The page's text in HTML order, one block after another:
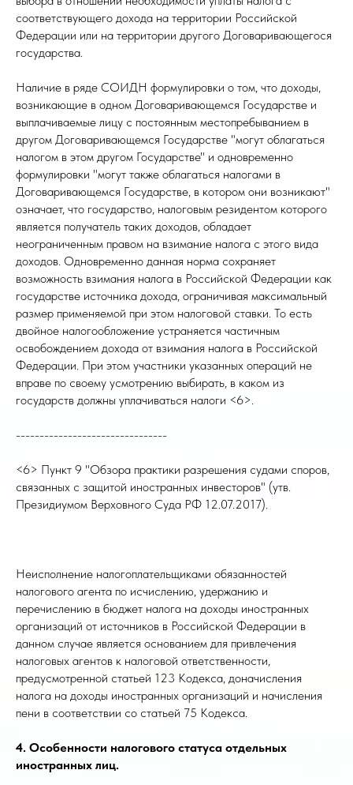
соответствующего дохода на территории Российской
Федерации или на территории другого Договаривающегося
государства.
Наличие в ряде СОИДН формулировки о том, что доходы,
возникающие в одном Договаривающемся Государстве и
выплачиваемые лицу с постоянным местопребыванием в
другом Договаривающемся Государстве "могут облагаться
налогом в этом другом Государстве" и одновременно
формулировки "могут также облагаться налогами в
Договаривающемся Государстве, в котором они возникают"
означает, что государство, налоговым резидентом которого
является получатель таких доходов, обладает
неограниченным правом на взимание налога с этого вида
доходов. Одновременно данная норма сохраняет
возможность взимания налога в Российской Федерации как
государстве источника дохода, ограничивая максимальный
размер применяемой при этом налоговой ставки. То есть
двойное налогообложение устраняется частичным
освобождением дохода от взимания налога в Российской
Федерации. При этом участники указанных операций не
вправе по своему усмотрению выбирать, в каком из
государств должны уплачиваться налоги <6>.
--------------------------------
<6> Пункт 9 "Обзора практики разрешения судами споров,
связанных с защитой иностранных инвесторов" (утв.
Президиумом Верховного Суда РФ 12.07.2017).
Неисполнение налогоплательщиками обязанностей
налогового агента по исчислению, удержанию и
перечислению в бюджет налога на доходы иностранных
организаций от источников в Российской Федерации в
данном случае является основанием для привлечения
налоговых агентов к налоговой ответственности,
предусмотренной статьей 123 Кодекса, доначисления
налога на доходы иностранных организаций и начисления
пени в соответствии со статьей 75 Кодекса.
4. Особенности налогового статуса отдельных
иностранных лиц.